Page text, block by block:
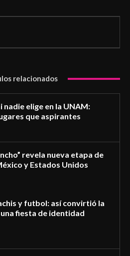
relacionados
nadie elige en la UNAM:
que aspirantes
revela nueva etapa de
y Estados Unidos
y futbol: así convirtió la
fiesta de identidad